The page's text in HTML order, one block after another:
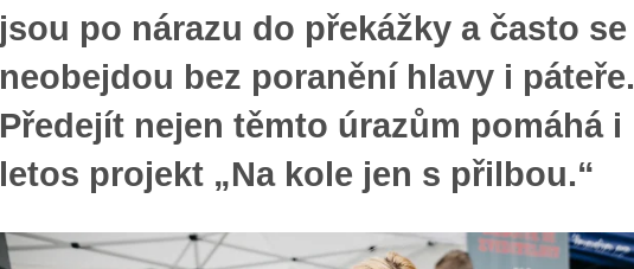
jsou po nárazu do překážky a často se
neobejdou bez poranění hlavy i páteře.
Předejít nejen těmto úrazům pomáhá i
letos projekt „Na kole jen s přilbou.“